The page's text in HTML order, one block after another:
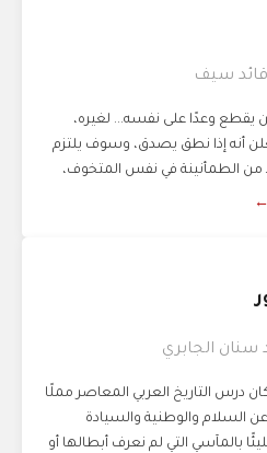
سيف
يقطع وعدًا على نفسه... لغيره،
أنه إذا نطق يصدق، وسوف يلتزم
من الطمأنينة في نفس المتخوف،
←
سنان الجابري
درس التاريخ العربي المعاصر مملًا
السلام والوطنية والسيادة
بالمآسي التي لم نعرف أبطالها أو